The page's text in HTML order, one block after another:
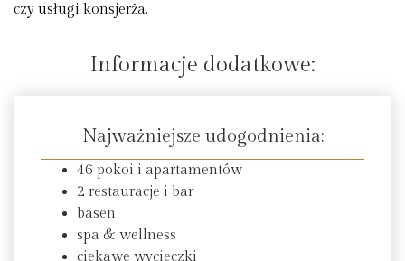
czy usługi konsjerża.
Informacje dodatkowe:
Najważniejsze udogodnienia:
46 pokoi i apartamentów
2 restauracje i bar
basen
spa & wellness
ciekawe wycieczki